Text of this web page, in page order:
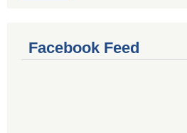
Facebook Feed